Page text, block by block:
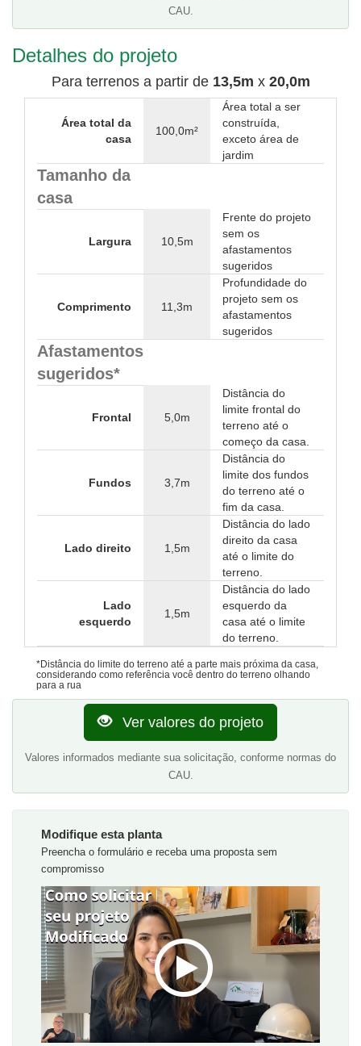
CAU.
Detalhes do projeto
Para terrenos a partir de 13,5m x 20,0m
Área total da
casa
100,0m²
Área total a ser
construída,
exceto área de
jardim
Tamanho da
casa
Largura 10,5m
Frente do projeto
sem os
afastamentos
sugeridos
Comprimento 11,3m
Profundidade do
projeto sem os
afastamentos
sugeridos
Afastamentos
sugeridos*
Frontal 5,0m
Distância do
limite frontal do
terreno até o
começo da casa.
Fundos 3,7m
Distância do
limite dos fundos
do terreno até o
fim da casa.
Lado direito 1,5m
Distância do lado
direito da casa
até o limite do
terreno.
Lado
esquerdo
1,5m
Distância do lado
esquerdo da
casa até o limite
do terreno.
*Distância do limite do terreno até a parte mais próxima da casa,
considerando como referência você dentro do terreno olhando
para a rua
Ver valores do projeto
Valores informados mediante sua solicitação, conforme normas do
CAU.
Modifique esta planta
Preencha o formulário e receba uma proposta sem
compromisso